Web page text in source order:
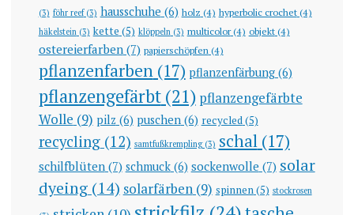
(3) föhr reef(3) hausschuhe (6) holz (4) hyperbolic crochet(4)
häkelstein (3) kette (5) klöppeln (3) multicolor(4) objekt(4)
ostereierfarben(7) papierschöpfen (4)
pflanzenfarben(17) pflanzenfärbung(6)
pflanzengefärbt(21) pflanzengefärbte
Wolle (9) pilz (6) puschen(6) recycled(5)
recycling(12) samtfußkrempling(3) schal(17)
schilfblüten(7) schmuck(6) sockenwolle(7) solar
dyeing(14) solarfärben(9) spinnen(5) stockrosen